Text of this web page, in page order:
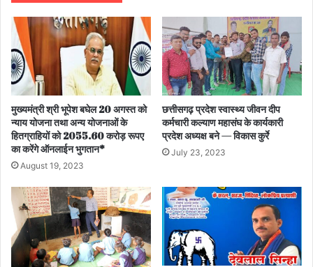
मुख्यमंत्री श्री भूपेश बघेल 20 अगस्त को
न्याय योजना तथा अन्य योजनाओं के
हितग्राहियों को 2055.60 करोड़ रूपए
का करेंगे ऑनलाईन भुगतान*
August 19, 2023
छत्तीसगढ़ प्रदेश स्वास्थ्य जीवन दीप
कर्मचारी कल्याण महासंघ के कार्यकारी
प्रदेश अध्यक्ष बने — विकास कुर्रे
July 23, 2023